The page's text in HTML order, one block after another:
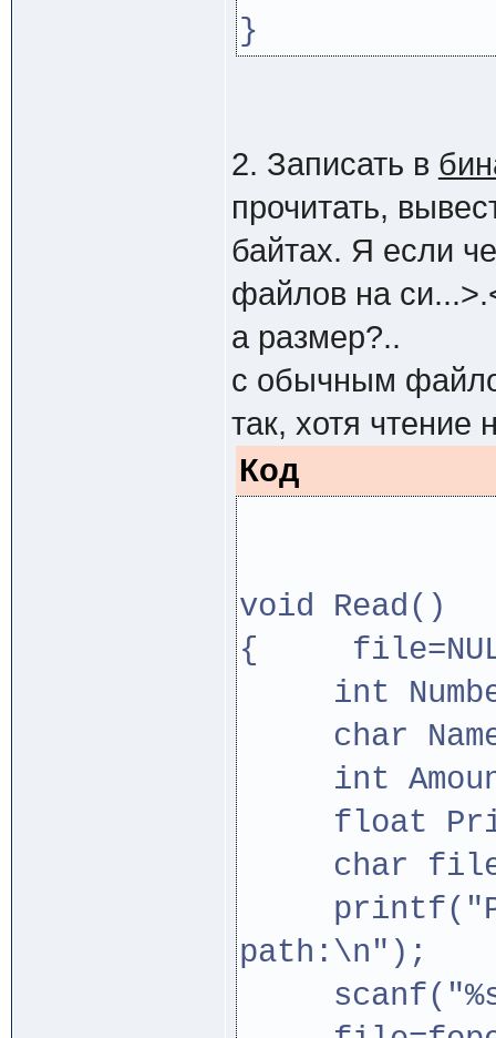
}
2. Записать в
прочитать,
байтах. Я если
файлов на
а размер?..
с обычным
так, хотя чтение
Код
void Read()
{
int
char
int
float
char
path:\n");